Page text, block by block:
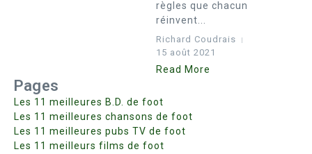
règles que chacun
réinvent...
Richard Coudrais
15 août 2021
Read More
Pages
Les 11 meilleures B.D. de foot
Les 11 meilleures chansons de foot
Les 11 meilleures pubs TV de foot
Les 11 meilleurs films de foot